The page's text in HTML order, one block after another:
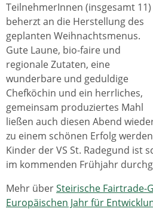
TeilnehmerInnen (insgesamt 11)
beherzt an die Herstellung des
geplanten Weihnachtsmenus.
Gute Laune, bio-faire und
regionale Zutaten, eine
wunderbare und geduldige
Chefköchin und ein herrliches,
gemeinsam produziertes Mahl
ließen auch diesen Abend
zu einem schönen Erfolg
Kinder der VS St. Radegund ist
im kommenden Frühjahr
Mehr überSteirische Fairtrade-
Europäischen Jahr für